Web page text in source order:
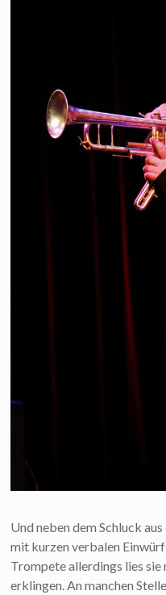
Und neben dem Schluck
mit kurzen verbalen
Trompete allerdings lies sie
erklingen. An manchen